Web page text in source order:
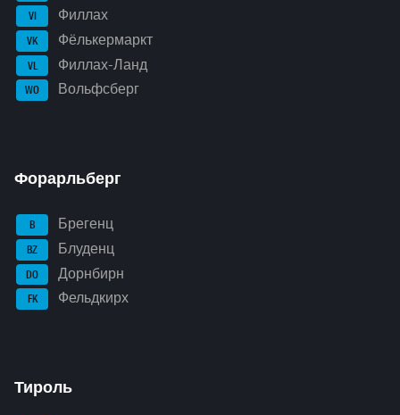
VI Филлах
VK Фёлькермаркт
VL Филлах-Ланд
WO Вольфсберг
Форарльберг
B Брегенц
BZ Блуденц
DO Дорнбирн
FK Фельдкирх
Тироль